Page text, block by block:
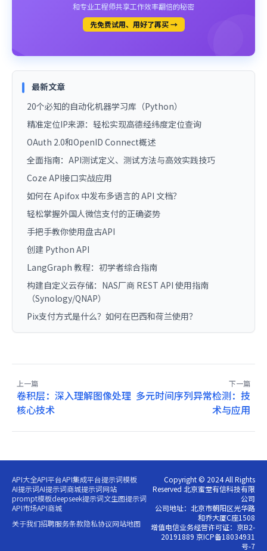
和专业工程师共享工作效率翻倍的秘密
先免费试用、用好了再买 →
最新文章
20个必知的自动化机器学习库（Python）
精准定位IP来源：轻松实现高德经纬度定位查询
OAuth 2.0和OpenID Connect概述
全面指南：API测试定义、测试方法与高效实践技巧
Coze API接口实战应用
如何在 Apifox 中发布多语言的 API 文档？
轻松掌握外国人微信支付的正确姿势
手把手教你使用盘古API
创建 Python API
LangGraph 教程：初学者综合指南
构建自定义云存储：NAS厂商 REST API 使用指南
（Synology/QNAP）
Pix支付方式是什么？如何在巴西和荷兰使用？
上一篇
卷积层：深入理解图像处理
核心技术
下一篇
多元时间序列异常检测：技
术与应用
API大全API平台API集成平台提示词模板
AI提示词AI提示词商城提示词网站
prompt模板deepseek提示词文生图提示词
API市场API商城
关于我们招聘服务条款隐私协议网站地图
Copyright © 2024 All Rights
Reserved 北京蜜堂有信科技有限
公司
公司地址：北京市朝阳区光华路
和乔大厦C座1508
增值电信业务经营许可证：京B2-
20191889 京ICP备18034931
号-7